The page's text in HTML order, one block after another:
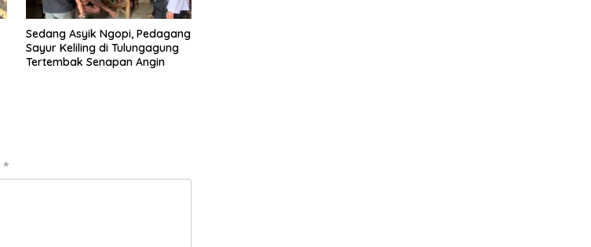
Sedang Asyik Ngopi, Pedagang
Sayur Keliling di Tulungagung
Tertembak Senapan Angin
*